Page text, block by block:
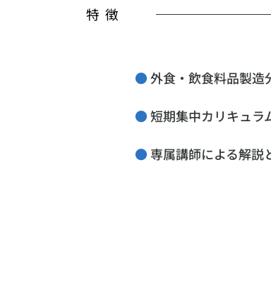
特 徴
● 外食・飲食料品製造
● 短期集中カリキュラ
● 専属講師による解説